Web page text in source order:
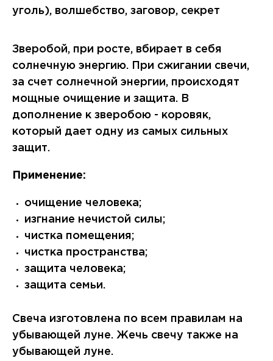
уголь), волшебство, заговор, секрет
Зверобой, при росте, вбирает в себя
солнечную энергию. При сжигании свечи,
за счет солнечной энергии, происходят
мощные очищение и защита. В
дополнение к зверобою - коровяк,
который дает одну из самых сильных
защит.
Применение:
очищение человека;
изгнание нечистой силы;
чистка помещения;
чистка пространства;
защита человека;
защита семьи.
Свеча изготовлена по всем правилам на
убывающей луне. Жечь свечу также на
убывающей луне.